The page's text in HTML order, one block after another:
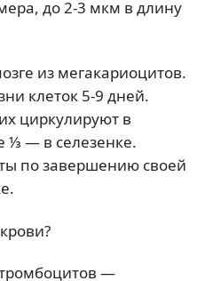
до 2-3 мкм в длину
из мегакариоцитов.
клеток 5-9 дней.
циркулируют в
⅓ — в селезенке.
по завершению своей
—